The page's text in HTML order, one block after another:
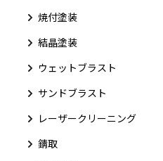
焼付塗装
結晶塗装
ウェットブラスト
サンドブラスト
レーザークリーニング
錆取